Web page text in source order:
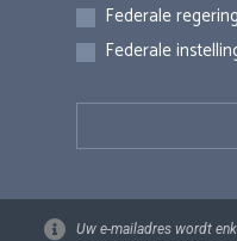
Federale
Federale
Uw e-mailadres wordt